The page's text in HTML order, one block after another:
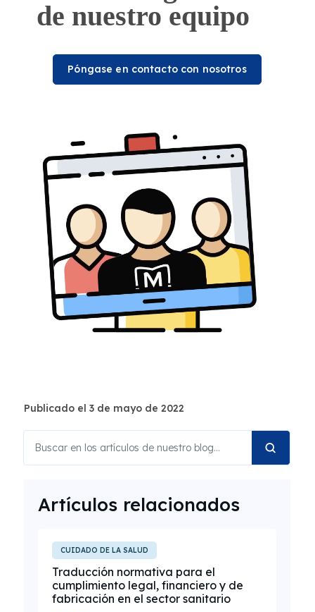
de nuestro equipo
Póngase en contacto con nosotros
Publicado el 3 de mayo de 2022
Artículos relacionados
CUIDADO DE LA SALUD
Traducción normativa para el
cumplimiento legal, financiero y de
fabricación en el sector sanitario